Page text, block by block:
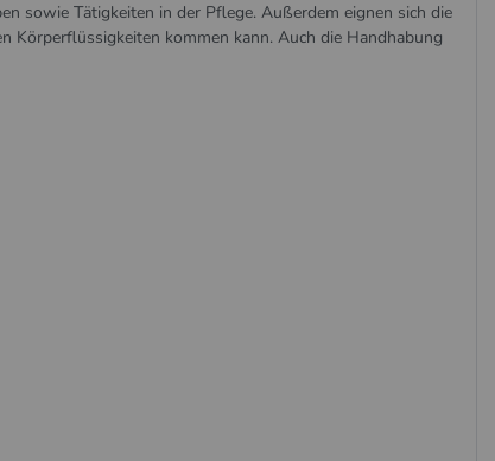
sowie Tätigkeiten in der Pflege. Außerdem eignen sich die
Körperflüssigkeiten kommen kann. Auch die Handhabung